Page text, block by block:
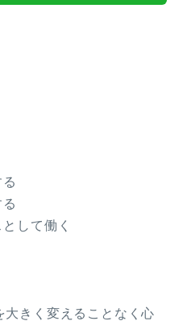
して働く
きく変えることなく心